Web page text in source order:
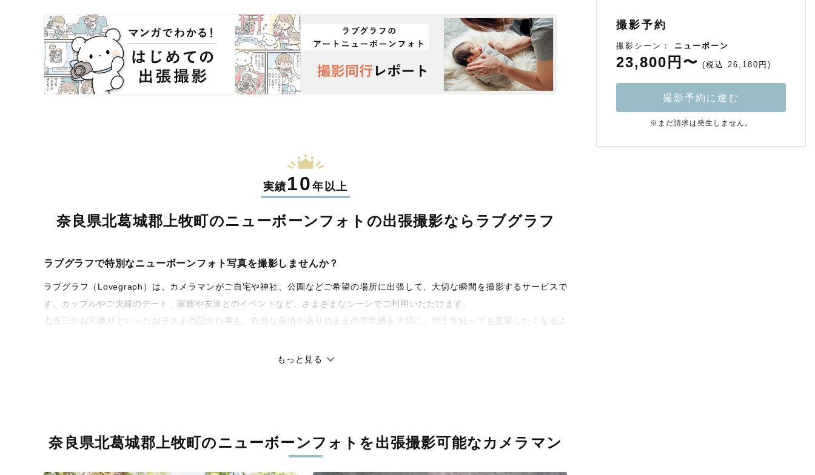
実績10年以上
奈良県北葛城郡上牧町のニューボーンフォトの出張撮影なら ラブグラフ
ラブグラフで特別なニューボーンフォト写真を撮影しませんか？
ラブグラフ（Lovegraph）は、カメラマンがご自宅や神社、公園などご希望の場所に出張して、大切な瞬間を撮影するサービスで
す。カップルやご夫婦のデート、家族や友達とのイベントなど、さまざまなシーンでご利用いただけます。
七五三やお宮参りといったお子さまの記念行事も、自然な表情やありのままの空気感を大切に、何十年経っても見返したくなるよ
丁寧なレタッチで思い出を美しく仕上げます
もっと見る
奈良県北葛城郡上牧町のニューボーンフォトを出張撮影可能なカメラマン
撮影予約
撮影シーン： ニューボーン
23,800円〜 (税込 26,180円)
撮影予約に進む
※まだ請求は発生しません。